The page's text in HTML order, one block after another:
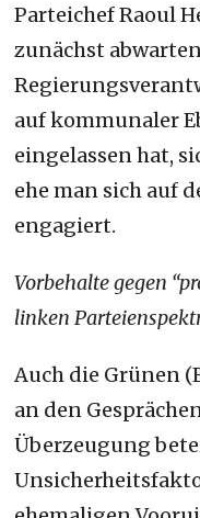
Parteichef Raoul
zunächst
auf kommunaler
eingelassen hat,
ehe man sich auf
engagiert.
Vorbehalte gegen
linken
Auch die Grünen
an den
Überzeugung